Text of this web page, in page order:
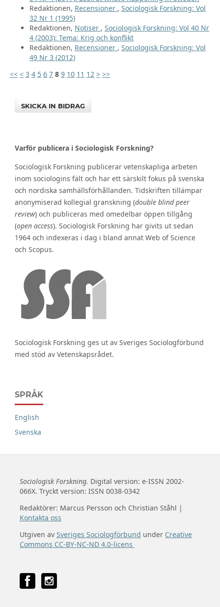
Redaktionen, Recensioner , Sociologisk Forskning: Vol
32 Nr 1 (1995)
Redaktionen, Notiser , Sociologisk Forskning: Vol 40 Nr
4 (2003): Tema: Krig och konflikt
Redaktionen, Recensioner , Sociologisk Forskning: Vol
49 Nr 3 (2012)
<< < 3 4 5 6 7 8 9 10 11 12 > >>
SKICKA IN BIDRAG
Varför publicera i Sociologisk Forskning?
Sociologisk Forskning publicerar vetenskapliga arbeten
inom sociologins fält och har ett särskilt fokus på svenska
och nordiska samhällsförhållanden. Tidskriften tillämpar
anonymiserad kollegial granskning (double blind peer
review) och publiceras med omedelbar öppen tillgång
(open access). Sociologisk Forskning har givits ut sedan
1964 och indexeras i dag i bland annat Web of Science
och Scopus.
Sociologisk Forskning ges ut av Sveriges Sociologförbund
med stöd av Vetenskapsrådet.
SPRÅK
English
Svenska
Sociologisk Forskning. Digital version: e-ISSN 2002-
066X. Tryckt version: ISSN 0038-0342
Redaktörer: Marcus Persson och Christian Ståhl |
Kontakta oss
Utgiven av Sveriges Sociologförbund under Creative
Commons CC-BY-NC-ND 4.0-licens